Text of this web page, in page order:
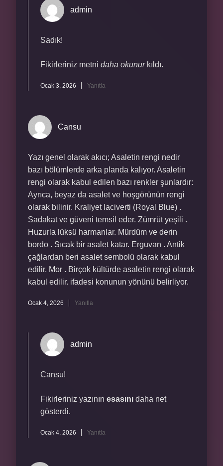
admin
Sadık!
Fikirleriniz metni daha okunurkıldı.
Ocak 3, 2026 Yanıtla
Cansu
Yazı genel olarak akıcı; Asaletin rengi nedir
bazı bölümlerde arka planda kalıyor. Asaletin
rengi olarak kabul edilen bazı renkler şunlardır:
Ayrıca, beyaz da asalet ve hoşgörünün rengi
olarak bilinir. Kraliyet laciverti (Royal Blue) .
Sadakat ve güveni temsil eder. Zümrüt yeşili .
Huzurla lüksü harmanlar. Mürdüm ve derin
bordo . Sıcak bir asalet katar. Erguvan . Antik
çağlardan beri asalet sembolü olarak kabul
edilir. Mor . Birçok kültürde asaletin rengi olarak
kabul edilir. ifadesi konunun yönünü belirliyor.
Ocak 4, 2026 Yanıtla
admin
Cansu!
Fikirleriniz yazının esasını daha net
gösterdi.
Ocak 4, 2026 Yanıtla